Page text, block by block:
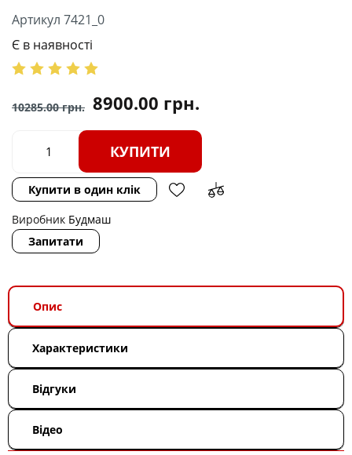
Артикул 7421_0
Є в наявності
10285.00грн. 8900.00 грн.
КУПИТИ
Купити в один клік
Виробник Будмаш
Запитати
Опис
Характеристики
Відгуки
Відео